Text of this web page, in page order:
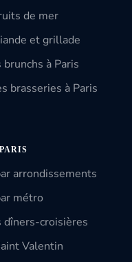
de mer
et grillade
à Paris
brasseries à Paris
arrondissements
métro
croisières
Valentin